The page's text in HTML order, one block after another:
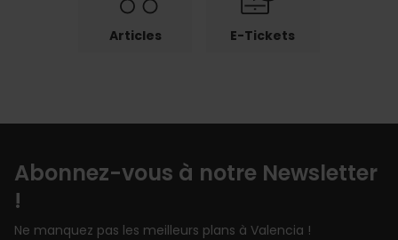
Articles E-Tickets
Abonnez-vous à notre Newsletter
!
Ne manquez pas les meilleurs plans à Valencia !